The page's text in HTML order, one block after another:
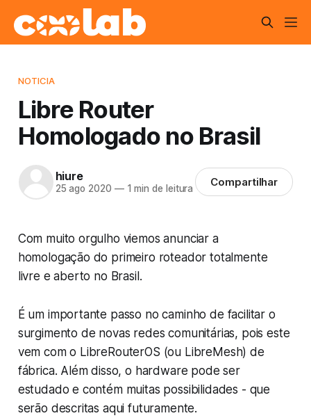
NOTICIA
Libre Router
Homologado no Brasil
hiure
25 ago 2020 —1 min de leitura Compartilhar
Com muito orgulho viemos anunciar a
homologação do primeiro roteador totalmente
livre e aberto no Brasil.
É um importante passo no caminho de facilitar o
surgimento de novas redes comunitárias, pois este
vem com o LibreRouterOS (ou LibreMesh) de
fábrica. Além disso, o hardware pode ser
estudado e contém muitas possibilidades - que
serão descritas aqui futuramente.